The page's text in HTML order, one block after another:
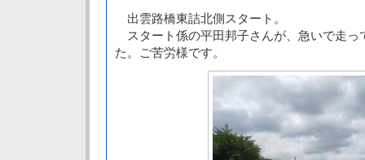
出雲路橋東詰北側スタート。
スタート係の平田邦子さんが、急いで走っ
た。ご苦労様です。